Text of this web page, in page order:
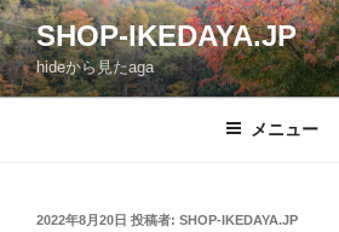
コ
ン
テ
ン
SHOP-IKEDAYA.JP
hideから見たaga
メニュー
投
2022年8月20日 投稿者: SHOP-IKEDAYA.JP